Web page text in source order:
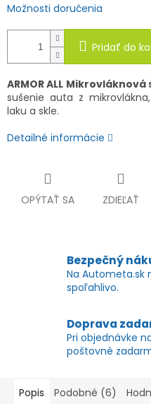
Možnosti doručenia
Pridať do
ARMOR ALL
sušenie auta z
laku a skle.
Detailné informácie
OPÝTAŤ SA ZDIEĽAŤ
Bezpečný
Na Autometa.sk
spoľahlivo.
Doprava
Pri objednávke
poštovné
Popis Podobné (6)